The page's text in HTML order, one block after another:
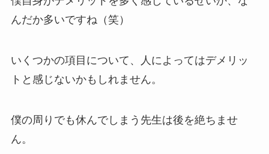
んだか多いですね（笑）
いくつかの項目について、人によってはデメリッ
トと感じないかもしれません。
僕の周りでも休んでしまう先生は後を絶ちませ
ん。